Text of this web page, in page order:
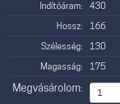
Indítóáram:
430
Hossz:
166
Szélesség:
130
Magasság:
175
Megvásárolom: